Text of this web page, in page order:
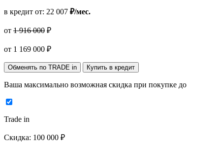
в кредит от: 22 007 ₽/мес.
от 1 916 000 ₽
от 1 169 000 ₽
Обменять по TRADE in Купить в кредит
Ваша максимально возможная скидка при покупке до
Trade in
Скидка: 100 000 ₽